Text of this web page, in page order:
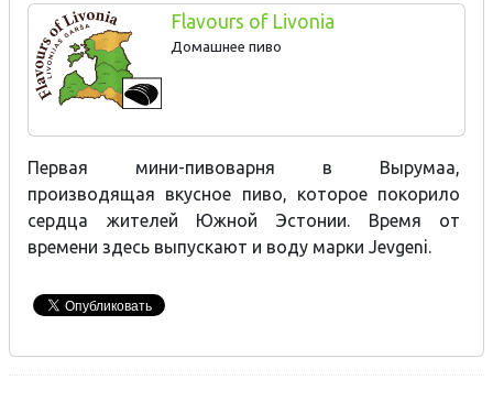
Flavours of Livonia
Домашнее пиво
Первая мини-пивоварня в Вырумаа,
производящая вкусное пиво, которое покорило
сердца жителей Южной Эстонии. Время от
времени здесь выпускают и воду марки Jevgeni.